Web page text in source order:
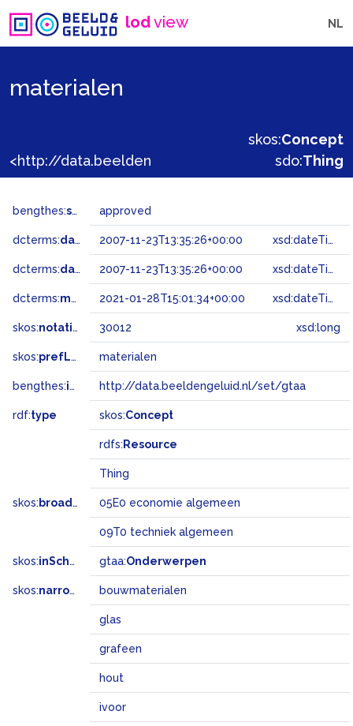
lodview NL
materialen
skos:Concept
sdo:Thing
bengthes:status approved
dcterms:dateAccepted 2007-11-23T13:35:26+00:00 xsd:dateTime
dcterms:dateSubmitted 2007-11-23T13:35:26+00:00 xsd:dateTime
dcterms:modified 2021-01-28T15:01:34+00:00 xsd:dateTime
skos:notation 30012 xsd:long
skos:prefLabel materialen
bengthes:inSet http://data.beeldengeluid.nl/set/gtaa
rdf:type skos:Concept
rdfs: Resource
Thing
skos: broadMatch 05E0 economie algemeen
09T0 techniek algemeen
skos:inScheme gtaa:Onderwerpen
skos:narrower bouwmaterialen
glas
grafeen
hout
ivoor